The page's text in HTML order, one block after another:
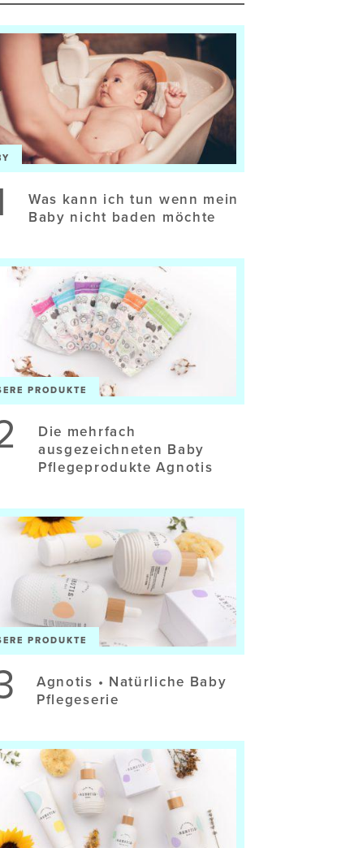
Was kann ich tun wenn mein
Baby nicht baden möchte
PRODUKTE
Die mehrfach
ausgezeichneten Baby
Pflegeprodukte Agnotis
PRODUKTE
Agnotis • Natürliche Baby
Pflegeserie